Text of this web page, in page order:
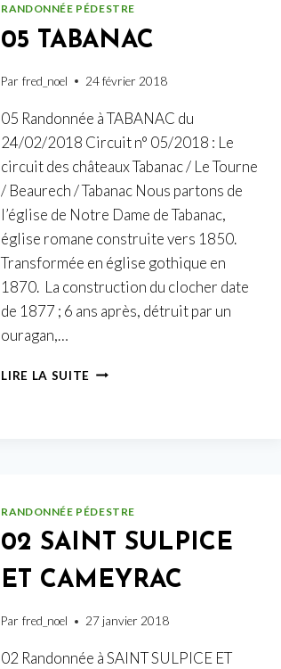
RANDONNÉE PÉDESTRE
05 TABANAC
Par fred_noel 24 février 2018
05 Randonnée à TABANAC du
24/02/2018 Circuit n° 05/2018 : Le
circuit des châteaux Tabanac / Le Tourne
/ Beaurech / Tabanac Nous partons de
l’église de Notre Dame de Tabanac,
église romane construite vers 1850.
Transformée en église gothique en
1870. La construction du clocher date
de 1877 ; 6 ans après, détruit par un
ouragan,…
LIRE LA SUITE
RANDONNÉE PÉDESTRE
02 SAINT SULPICE
ET CAMEYRAC
Par fred_noel 27 janvier 2018
02 Randonnée à SAINT SULPICE ET